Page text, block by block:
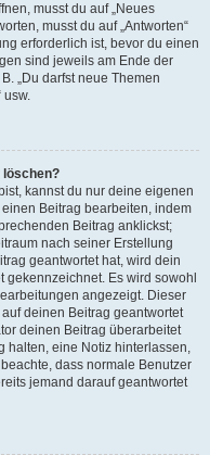
musst du auf „Neues
musst du auf „Antworten“
erforderlich ist, bevor du einen
sind jeweils am Ende der
„Du darfst neue Themen
usw.
löschen?
kannst du nur deine eigenen
Beitrag bearbeiten, indem
Beitrag anklickst;
nach seiner Erstellung
geantwortet hat, wird dein
Es wird sowohl
angezeigt. Dieser
deinen Beitrag geantwortet
deinen Beitrag überarbeitet
halten, eine Notiz hinterlassen,
dass normale Benutzer
jemand darauf geantwortet